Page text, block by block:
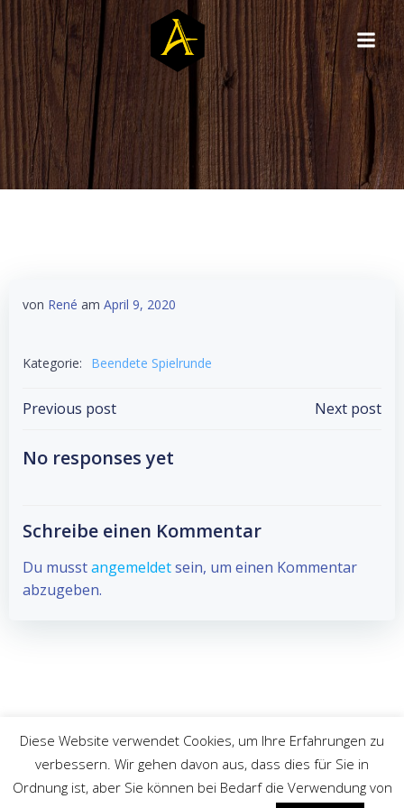
Zum
Inhalt
springen
von René am April 9, 2020
Kategorie: Beendete Spielrunde
Post
navigation
Previous post Next post
No responses yet
Schreibe einen Kommentar
Du musstangemeldetsein, um einen Kommentar
abzugeben.
© 2026 Athalon e.V.. Created for free using WordPress
and Colibri
Diese Website verwendet Cookies, um Ihre Erfahrungen zu
verbessern. Wir gehen davon aus, dass dies für Sie in
Ordnung ist, aber Sie können bei Bedarf die Verwendung von